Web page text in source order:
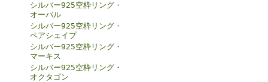
シルバー925空枠リング・
オーバル
シルバー925空枠リング・
ペアシェイプ
シルバー925空枠リング・
マーキス
シルバー925空枠リング・
オクタゴン